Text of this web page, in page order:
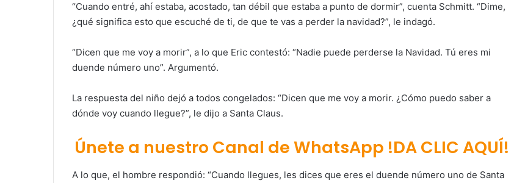
“Cuando entré, ahí estaba, acostado, tan débil que estaba a punto de dormir”, cuenta Schmitt. “Dime,
¿qué significa esto que escuché de ti, de que te vas a perder la navidad?”, le indagó.
“Dicen que me voy a morir”, a lo que Eric contestó: “Nadie puede perderse la Navidad. Tú eres mi
duende número uno”. Argumentó.
La respuesta del niño dejó a todos congelados: “Dicen que me voy a morir. ¿Cómo puedo saber a
dónde voy cuando llegue?”, le dijo a Santa Claus.
Únete a nuestro Canal de WhatsApp !DA CLIC AQUÍ!
A lo que, el hombre respondió: “Cuando llegues, les dices que eres el duende número uno de Santa